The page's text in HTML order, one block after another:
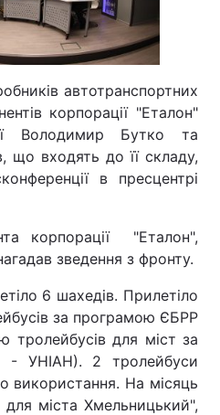
автотранспортних
корпорації "Еталон"
Володимир Бутко та
що входять до її складу,
в пресцентрі
корпорації "Еталон",
зведення з фронту.
6 шахедів. Прилетіло
за програмою ЄБРР
тролейбусів для міст за
- УНІАН). 2 тролейбуси
використання. На місяць
міста Хмельницький",